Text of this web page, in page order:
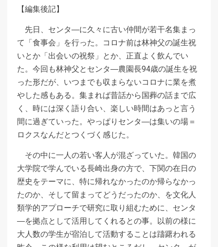
【編集後記】
先日、センタ―に久々に古い仲間が若干名集まっ
て「食事会」を行った。コロナ前は林神父の誕生祝
いとか「出会いの祝祭」とか、正直よく飲んでい
た。今回も林神父とセンタ―農園長94歳の誕生を祝
った形だが、いつまでも収まらないコロナに業を煮
やした感もある。集まれば昔話から国葬の話まで広
く、時には深く語り合い、楽しい時間はあっと言う
間に過ぎていった。やっぱりセンタ―は集いの場＝
ロクスなんだとつくづく感じた。
その中に一人の若い客人が混ざっていた。韓国の
大学院で学んでいる長崎出身の方で、下関の在日の
歴史をテーマに、特に帰れなかったのか帰らなかっ
たのか、そして留まってどうだったのか、を文化人
類学的アプローチで研究に取り組むために、センタ
―を拠点として活用してくれるとの事。以前の様に
大人数の学生が宿泊して活動することは躊躇われる